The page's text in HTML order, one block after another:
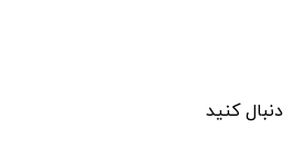
کنید